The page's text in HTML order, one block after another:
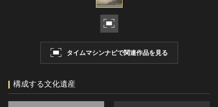
タイムマシンナビで関連作品を見る
構成する文化遺産